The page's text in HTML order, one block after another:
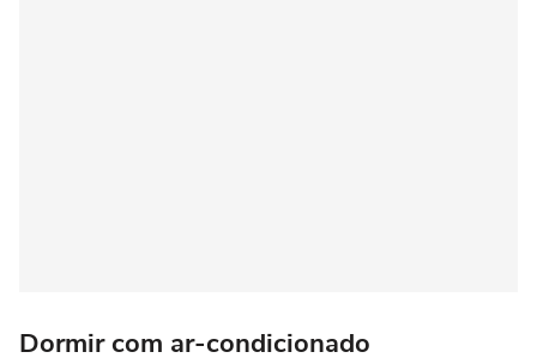
Dormir com ar-condicionado